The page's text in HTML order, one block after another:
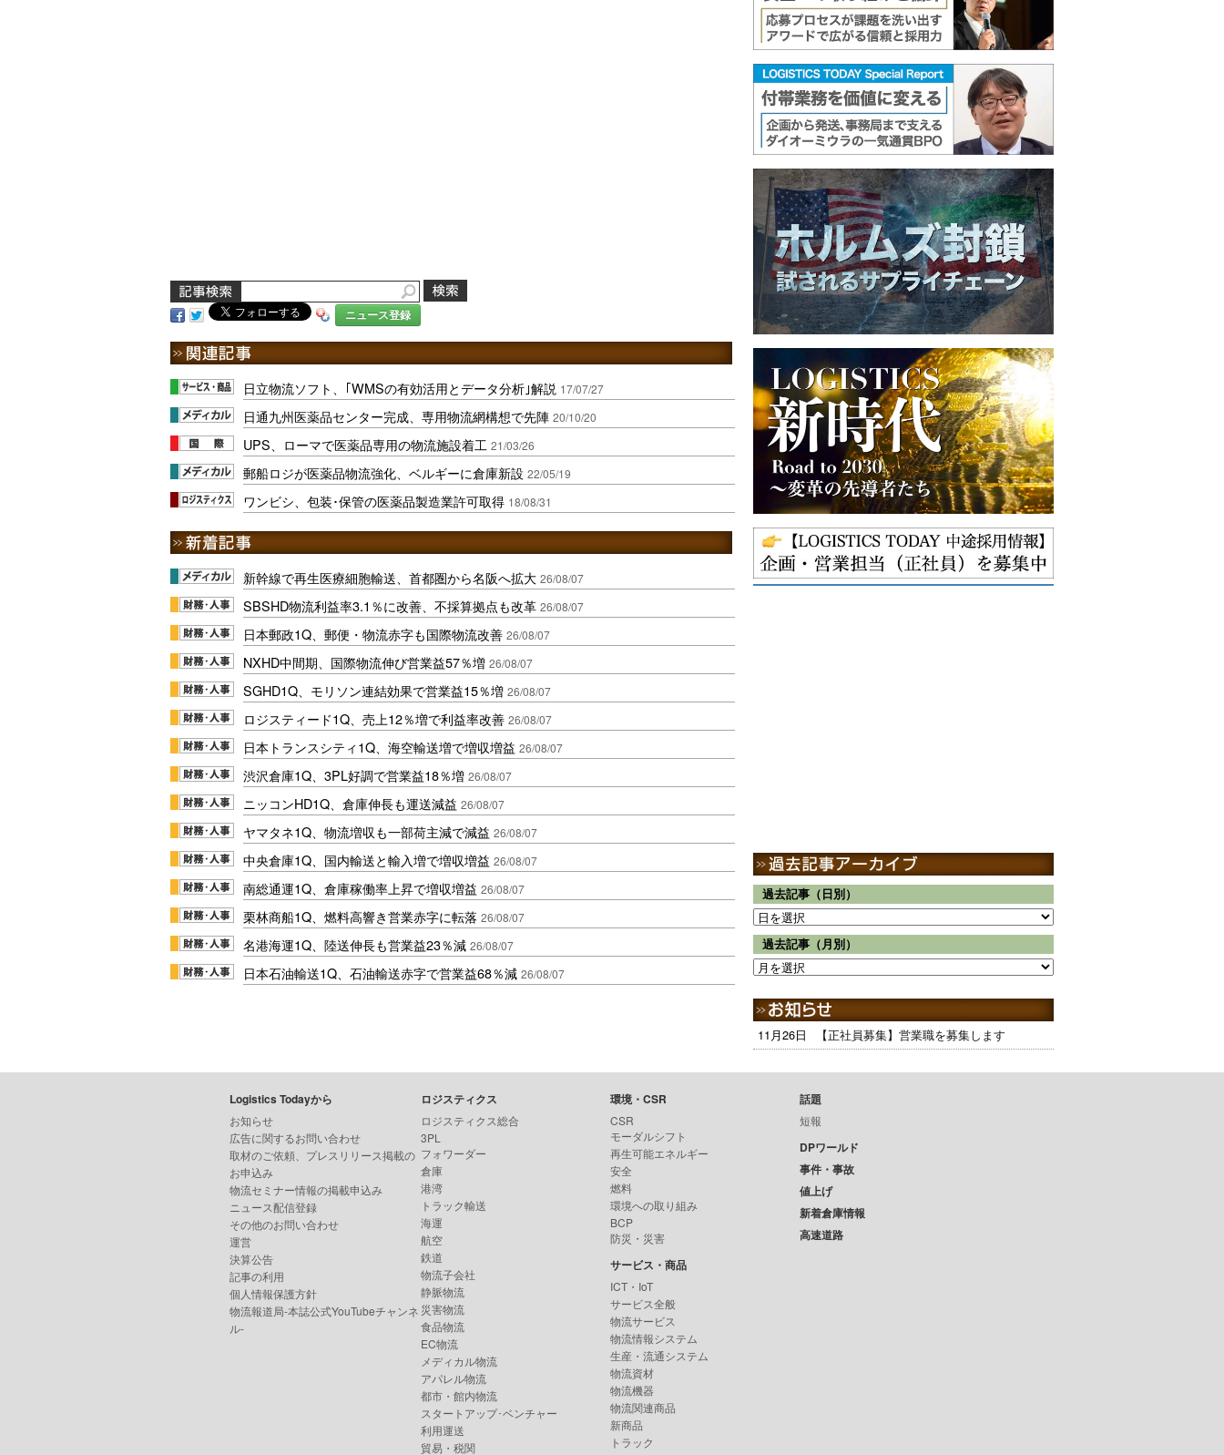
ニュース登録
日立物流ソフト、｢WMSの有効活用とデータ分析｣解説 17/07/27
日通九州医薬品センター完成、専用物流網構想で先陣 20/10/20
UPS、ローマで医薬品専用の物流施設着工 21/03/26
郵船ロジが医薬品物流強化、ベルギーに倉庫新設 22/05/19
ワンビシ、包装･保管の医薬品製造業許可取得 18/08/31
新幹線で再生医療細胞輸送、首都圏から名阪へ拡大 26/08/07
SBSHD物流利益率3.1％に改善、不採算拠点も改革 26/08/07
日本郵政1Q、郵便・物流赤字も国際物流改善 26/08/07
NXHD中間期、国際物流伸び営業益57％増 26/08/07
SGHD1Q、モリソン連結効果で営業益15％増 26/08/07
ロジスティード1Q、売上12％増で利益率改善 26/08/07
日本トランスシティ1Q、海空輸送増で増収増益 26/08/07
渋沢倉庫1Q、3PL好調で営業益18％増 26/08/07
ニッコンHD1Q、倉庫伸長も運送減益 26/08/07
ヤマタネ1Q、物流増収も一部荷主減で減益 26/08/07
中央倉庫1Q、国内輸送と輸入増で増収増益 26/08/07
南総通運1Q、倉庫稼働率上昇で増収増益 26/08/07
栗林商船1Q、燃料高響き営業赤字に転落 26/08/07
名港海運1Q、陸送伸長も営業益23％減 26/08/07
日本石油輸送1Q、石油輸送赤字で営業益68％減 26/08/07
過去記事（日別）
過去記事（月別）
11月26日 【正社員募集】営業職を募集します
Logistics Todayから
お知らせ
広告に関するお問い合わせ
取材のご依頼、プレスリリース掲載の
お申込み
物流セミナー情報の掲載申込み
ニュース配信登録
その他のお問い合わせ
運営
決算公告
記事の利用
個人情報保護方針
物流報道局-本誌公式YouTubeチャンネ
ル-
ロジスティクス
ロジスティクス総合
3PL
フォワーダー
倉庫
港湾
トラック輸送
海運
航空
鉄道
物流子会社
静脈物流
災害物流
食品物流
EC物流
メディカル物流
アパレル物流
都市・館内物流
スタートアップ･ベンチャー
利用運送
貿易・税関
環境・CSR
CSR
モーダルシフト
再生可能エネルギー
安全
燃料
環境への取り組み
BCP
防災・災害
サービス・商品
ICT・IoT
サービス全般
物流サービス
物流情報システム
生産・流通システム
物流資材
物流機器
物流関連商品
新商品
トラック
話題
短報
DPワールド
事件・事故
値上げ
新着倉庫情報
高速道路